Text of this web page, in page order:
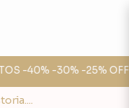
-40% -30% -25% OFF 💣